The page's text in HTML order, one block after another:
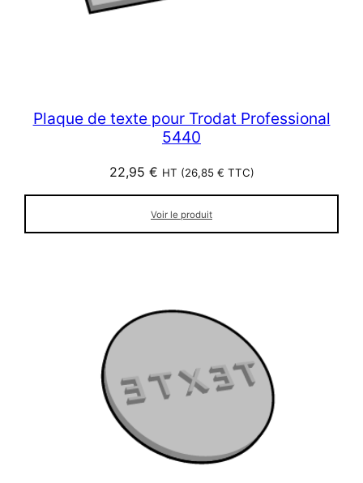
Plaque de texte pour Trodat Professional
5440
22,95 € HT (26,85 € TTC)
Voir le produit